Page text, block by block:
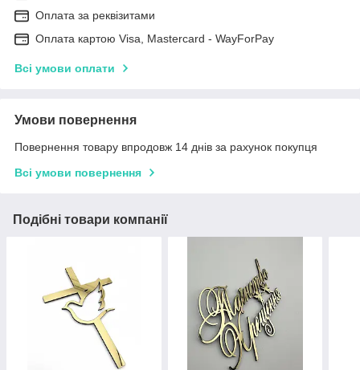
Оплата за реквізитами
Оплата картою Visa, Mastercard - WayForPay
Всі умови оплати
Умови повернення
Повернення товару впродовж 14 днів за рахунок покупця
Всі умови повернення
Подібні товари компанії